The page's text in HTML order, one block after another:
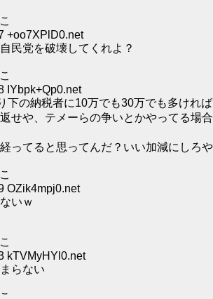
+oo7XPlD0.net
民党を破壊してくれよ？
IYbpk+Qp0.net
下の納税者に10万でも30万でも多ければ
せや、テメーらの争いとかやってる場合
ってると思ってんだ？いい加減にしろや
OZik4mpj0.net
いｗ
kTVMyHYl0.net
らない